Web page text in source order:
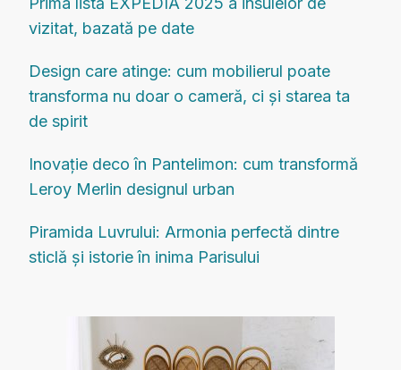
vizitat, bazată pe date
Design care atinge: cum mobilierul poate
transforma nu doar o cameră, ci și starea ta
de spirit
Inovație deco în Pantelimon: cum transformă
Leroy Merlin designul urban
Piramida Luvrului: Armonia perfectă dintre
sticlă și istorie în inima Parisului